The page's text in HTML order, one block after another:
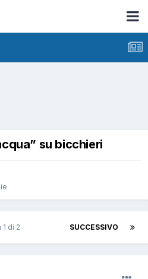
su bicchieri
SUCCESSIVO
1 di 2